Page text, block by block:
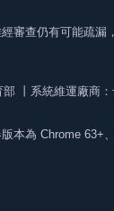
審查仍有可能疏漏
部 丨系統維運廠商
本為 Chrome 63+